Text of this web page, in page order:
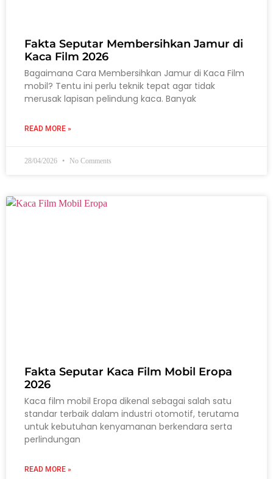
Fakta Seputar Membersihkan Jamur di
Kaca Film 2026
Bagaimana Cara Membersihkan Jamur di Kaca Film
mobil? Tentu ini perlu teknik tepat agar tidak
merusak lapisan pelindung kaca. Banyak
READ MORE »
28/04/2026 No Comments
Fakta Seputar Kaca Film Mobil Eropa
2026
Kaca film mobil Eropa dikenal sebagai salah satu
standar terbaik dalam industri otomotif, terutama
untuk kebutuhan kenyamanan berkendara serta
perlindungan
READ MORE »